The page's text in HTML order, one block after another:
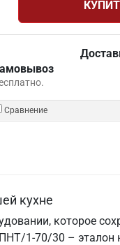
Сравнение
кухне
которое
1-70/30 – эталон